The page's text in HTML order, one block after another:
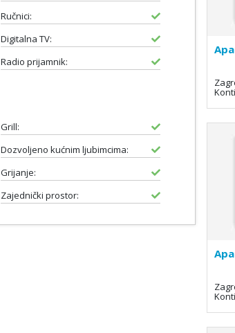
Ručnici:
Digitalna TV:
Radio prijamnik:
Grill:
Dozvoljeno kućnim ljubimcima:
Grijanje:
Zajednički prostor: